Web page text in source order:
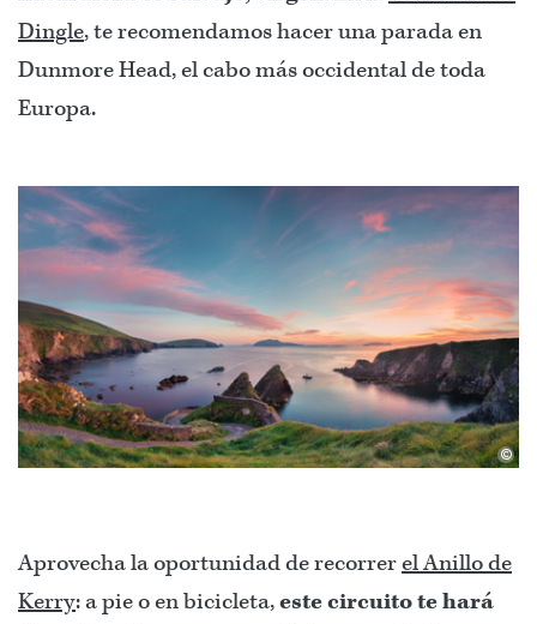
Dingle, te recomendamos hacer una parada en
Dunmore Head, el cabo más occidental de toda
Europa.
©
Aprovecha la oportunidad de recorrerel Anillo de
Kerry: a pie o en bicicleta,este circuito te hará